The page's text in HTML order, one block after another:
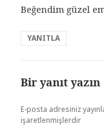
Beğendim güzel
YANITLA
Bir yanıt yazın
E-posta adresiniz
işaretlenmişlerdir